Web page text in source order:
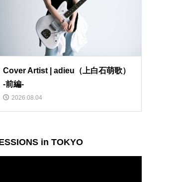
Cover Artist | adieu（上白石萌歌）
-前編-
2026.08.04
in TOKYO